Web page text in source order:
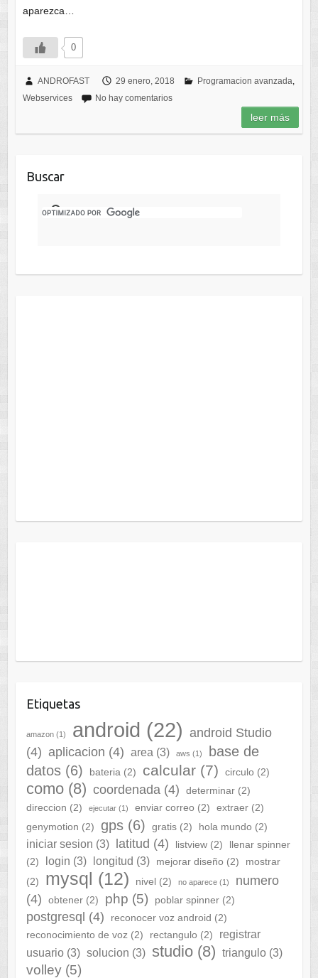
aparezca…
0
ANDROFAST 29 enero, 2018 Programacion avanzada
Webservices
No hay comentarios
leer más
Buscar
Etiquetas
amazon(1) android (22) android Studio
(4) aplicacion (4) area (3) aws (1)
base de
datos(6) bateria (2) calcular(7) circulo (2)
como(8) coordenada (4) determinar(2)
direccion (2) ejecutar(1) enviar correo (2) extraer(2)
genymotion (2) gps(6) gratis(2) hola mundo (2)
iniciar sesion (3) latitud (4) listview(2)
llenar spinner
(2)
login (3) longitud (3) mejorar diseño (2)
mostrar
(2)
mysql (12) nivel(2) no aparece(1)
numero
(4)
obtener(2) php (5) poblar spinner(2)
postgresql (4) reconocer voz android (2)
reconocimiento de voz (2) rectangulo (2)
registrar
usuario(3) solucion (3) studio(8) triangulo(3)
volley(5)